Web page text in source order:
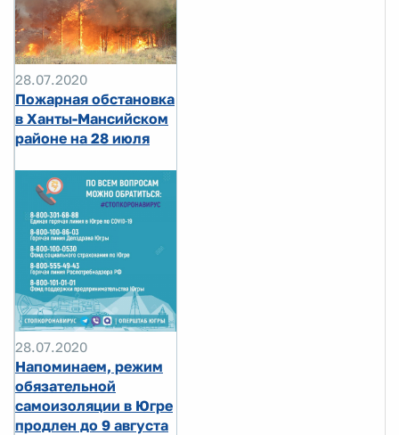
28.07.2020
Пожарная обстановка
в Ханты-Мансийском
районе на 28 июля
28.07.2020
Напоминаем, режим
обязательной
самоизоляции в Югре
продлен до 9 августа